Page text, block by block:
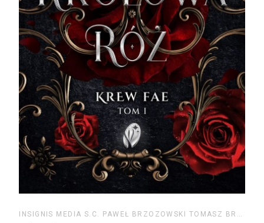
INSIGNIS MEDIA S.C. PAWEŁ BRZOZOWSKI TOMASZ BRZOZOWSKI